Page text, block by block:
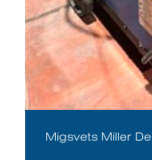
Migsvets Miller